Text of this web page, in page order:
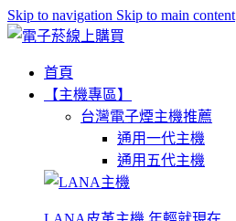
Skip to navigation Skip to main content
首頁
【主機專區】
台灣電子煙主機推薦
通用一代主機
通用五代主機